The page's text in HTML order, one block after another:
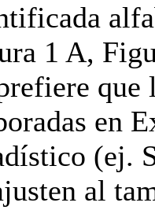
1 A,
que
en
(ej.
al